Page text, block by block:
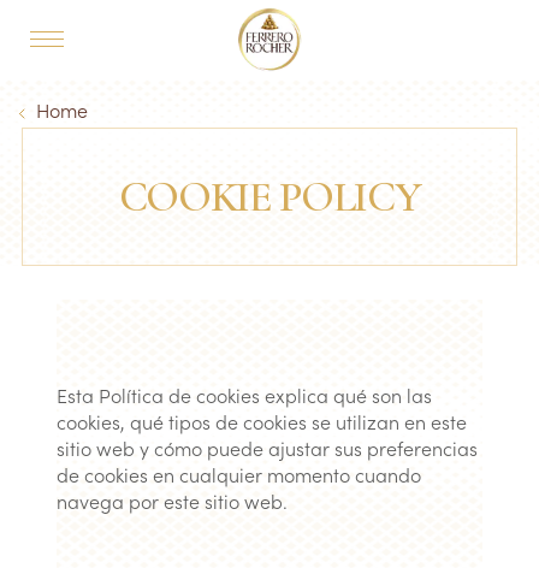
MAIN NAVIGATION
Breadcrumb
Home
COOKIE POLICY
Esta Política de cookies explica qué son las
cookies, qué tipos de cookies se utilizan en este
sitio web y cómo puede ajustar sus preferencias
de cookies en cualquier momento cuando
navega por este sitio web.